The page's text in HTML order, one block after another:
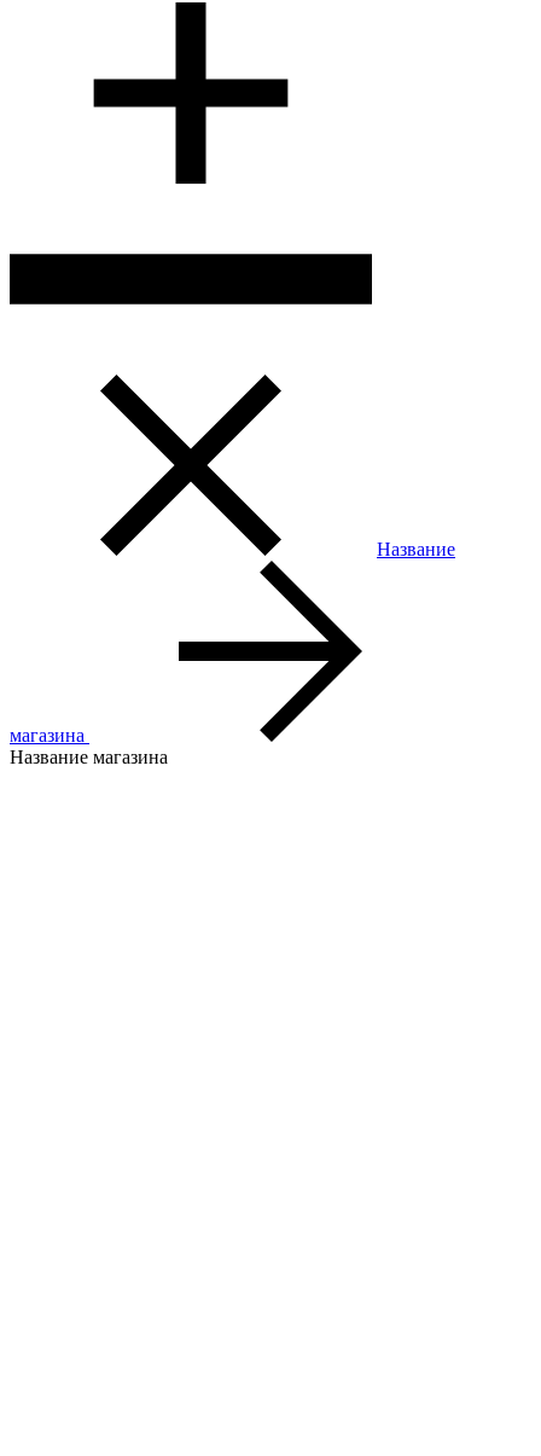
Название
магазина
Название магазина